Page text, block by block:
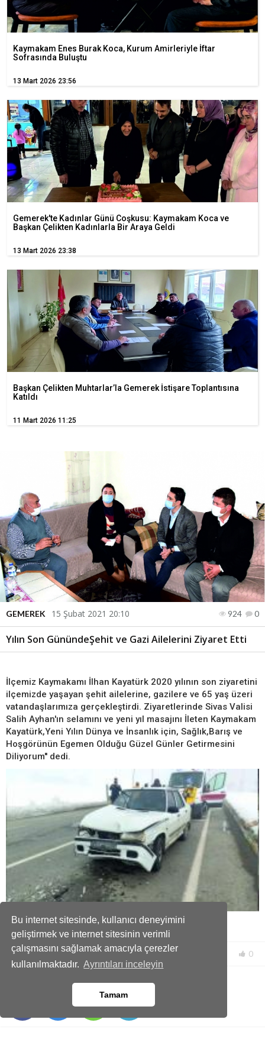
Bu internet sitesinde, kullanıcı deneyimini
geliştirmek ve internet sitesinin verimli
çalışmasını sağlamak amacıyla çerezler
kullanılmaktadır. Ayrıntıları inceleyin
Tamam
Kaymakam Enes Burak Koca, Kurum Amirleriyle İftar
Sofrasında Buluştu
13 Mart 2026 23:56
Gemerek'te Kadınlar Günü Coşkusu: Kaymakam Koca ve
Başkan Çelikten Kadınlarla Bir Araya Geldi
13 Mart 2026 23:38
Başkan Çelikten Muhtarlar’la Gemerek İstişare Toplantısına
Katıldı
11 Mart 2026 11:25
GEMEREK 15 Şubat 2021 20:10 924 0
Yılın Son GünündeŞehit ve Gazi Ailelerini Ziyaret Etti
İlçemiz Kaymakamı İlhan Kayatürk 2020 yılının son ziyaretini
ilçemizde yaşayan şehit ailelerine, gazilere ve 65 yaş üzeri
vatandaşlarımıza gerçekleştirdi. Ziyaretlerinde Sivas Valisi
Salih Ayhan'ın selamını ve yeni yıl masajını İleten Kaymakam
Kayatürk,Yeni Yılın Dünya ve İnsanlık için, Sağlık,Barış ve
Hoşgörünün Egemen Olduğu Güzel Günler Getirmesini
Diliyorum'' dedi.
Sis Nedeniyle Görüş Düştü İki Araç Kaza Yaptı
HABERİ DEĞERLENDİR 0